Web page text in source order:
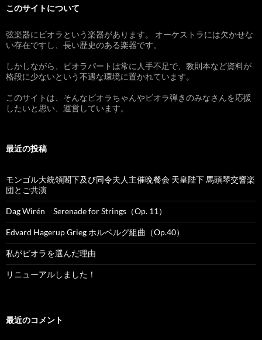
このサイトについて
弦楽器にビオラという楽器があります。 オーケストラには欠かせな
い存在ですし、長い歴史のある楽器です。
しかしながら、ビオラパートは常に人手不足で、教則本など資料が
格段に少ないという不遇な環境に置かれています。
このサイトは、そんなビオラちゃんやビオラ弾きのみなさんを応援
したいと思い、運営しています。
最近の投稿
モンゴル大統領閣下及び同令夫人主催晩餐会 天皇陛下 馬頭琴交響楽
団とご共演
Dag Wirén Serenade for Strings（Op. 11）
Edvard Hagerup Grieg ホルベルグ組曲（Op.40）
私がビオラを選んだ理由
リニューアルしました！
最近のコメント